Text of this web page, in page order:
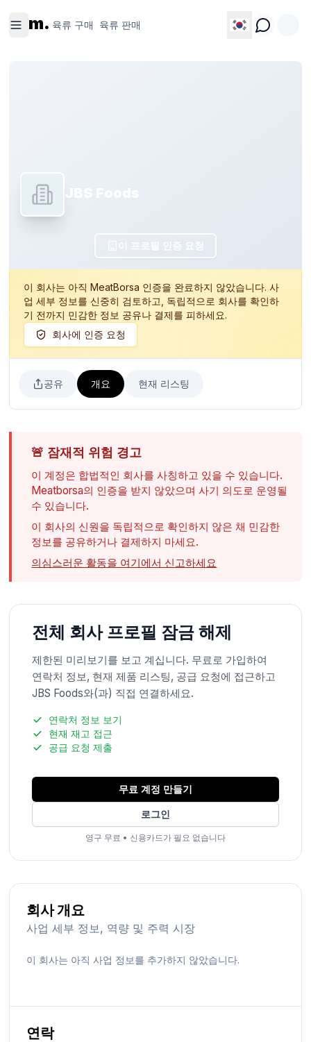
m. 육류 구매 육류 판매
매
매
JBS Foods
이 프로필 인증 요청
이 회사는 아직 MeatBorsa 인증을 완료하지 않았습니다. 사
업 세부 정보를 신중히 검토하고, 독립적으로 회사를 확인하
기 전까지 민감한 정보 공유나 결제를 피하세요.
회사에 인증 요청
공유 개요 현재 리스팅
🚨 잠재적 위험 경고
이 계정은 합법적인 회사를 사칭하고 있을 수 있습니다.
Meatborsa의 인증을 받지 않았으며 사기 의도로 운영될
수 있습니다.
이 회사의 신원을 독립적으로 확인하지 않은 채 민감한
정보를 공유하거나 결제하지 마세요.
의심스러운 활동을 여기에서 신고하세요
전체 회사 프로필 잠금 해제
제한된 미리보기를 보고 계십니다. 무료로 가입하여
연락처 정보, 현재 제품 리스팅, 공급 요청에 접근하고
JBS Foods와(과) 직접 연결하세요.
연락처 정보 보기
현재 재고 접근
공급 요청 제출
무료 계정 만들기
로그인
영구 무료 • 신용카드가 필요 없습니다
회사 개요
사업 세부 정보, 역량 및 주력 시장
이 회사는 아직 사업 정보를 추가하지 않았습니다.
연락